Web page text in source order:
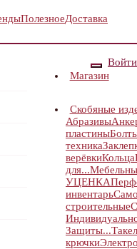
ПолезноеДоставка
Войти
Магазин
Скобяные
Абразивы
пластины
техника
верёвкиКольца
для...
УЦЕНКА
инвентарь
строительные
Защиты...
крючки